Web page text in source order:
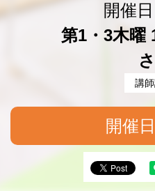
開催日
第1・3木曜
講
開催